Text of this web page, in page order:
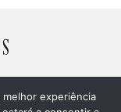
experiência